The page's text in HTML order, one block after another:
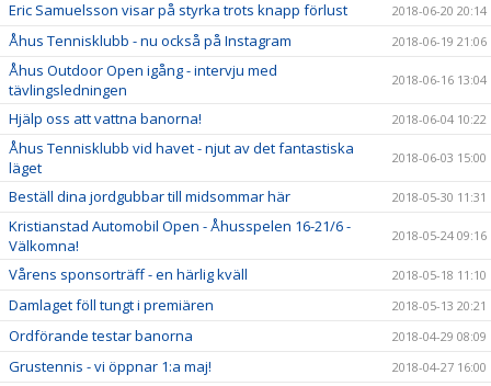
Eric Samuelsson visar på styrka trots knapp förlust 2018-06-20 20:14
Åhus Tennisklubb - nu också på Instagram 2018-06-19 21:06
Åhus Outdoor Open igång - intervju med
tävlingsledningen
2018-06-16 13:04
Hjälp oss att vattna banorna! 2018-06-04 10:22
Åhus Tennisklubb vid havet - njut av det fantastiska
läget
2018-06-03 15:00
Beställ dina jordgubbar till midsommar här 2018-05-30 11:31
Kristianstad Automobil Open - Åhusspelen 16-21/6 -
Välkomna!
2018-05-24 09:16
Vårens sponsorträff - en härlig kväll 2018-05-18 11:10
Damlaget föll tungt i premiären 2018-05-13 20:21
Ordförande testar banorna 2018-04-29 08:09
Grustennis - vi öppnar 1:a maj! 2018-04-27 16:00